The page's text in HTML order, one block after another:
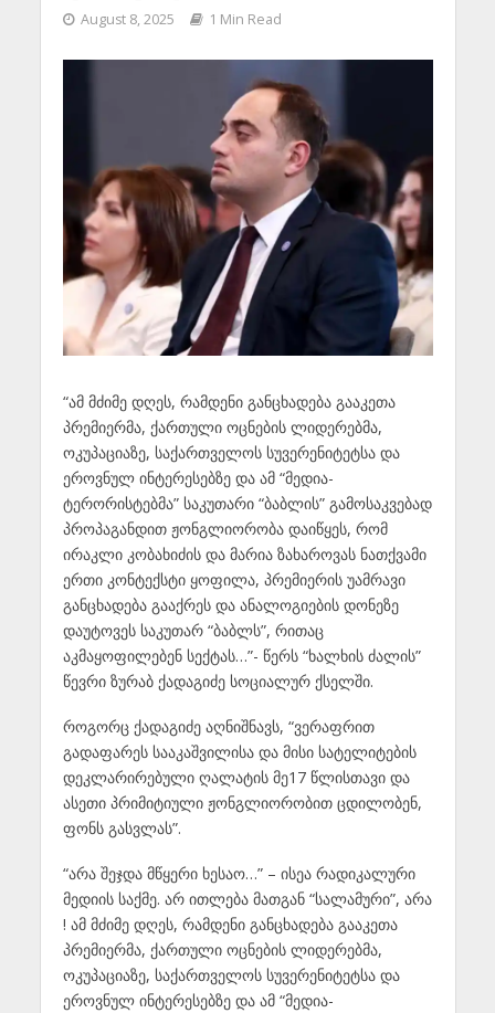
August 8, 2025 1 Min Read
“ამ მძიმე დღეს, რამდენი განცხადება გააკეთა
პრემიერმა, ქართული ოცნების ლიდერებმა,
ოკუპაციაზე, საქართველოს სუვერენიტეტსა და
ეროვნულ ინტერესებზე და ამ “მედია-
ტერორისტებმა” საკუთარი “ბაბლის” გამოსაკვებად
პროპაგანდით ჟონგლიორობა დაიწყეს, რომ
ირაკლი კობახიძის და მარია ზახაროვას ნათქვამი
ერთი კონტექსტი ყოფილა, პრემიერის უამრავი
განცხადება გააქრეს და ანალოგიების დონეზე
დაუტოვეს საკუთარ “ბაბლს”, რითაც
აკმაყოფილებენ სექტას…”- წერს “ხალხის ძალის”
წევრი ზურაბ ქადაგიძე სოციალურ ქსელში.
როგორც ქადაგიძე აღნიშნავს, “ვერაფრით
გადაფარეს სააკაშვილისა და მისი სატელიტების
დეკლარირებული ღალატის მე17 წლისთავი და
ასეთი პრიმიტიული ჟონგლიორობით ცდილობენ,
ფონს გასვლას”.
“არა შეჯდა მწყერი ხესაო…” – ისეა რადიკალური
მედიის საქმე. არ ითლება მათგან “სალამური”, არა
! ამ მძიმე დღეს, რამდენი განცხადება გააკეთა
პრემიერმა, ქართული ოცნების ლიდერებმა,
ოკუპაციაზე, საქართველოს სუვერენიტეტსა და
ეროვნულ ინტერესებზე და ამ “მედია-